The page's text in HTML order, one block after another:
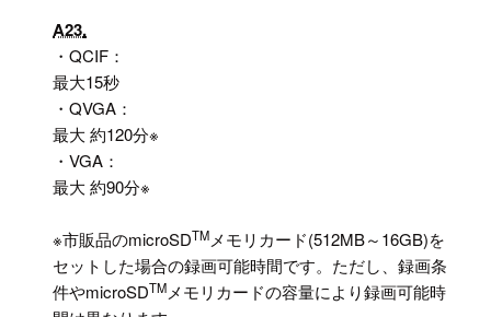
A23
・QCIF：
最大15秒
・QVGA：
最大 約120分※
・VGA：
最大 約90分※
※市販品のmicroSDTMメモリカード(512MB～16GB)を
セットした場合の録画可能時間です。ただし、録画条
件やmicroSDTMメモリカードの容量により録画可能時